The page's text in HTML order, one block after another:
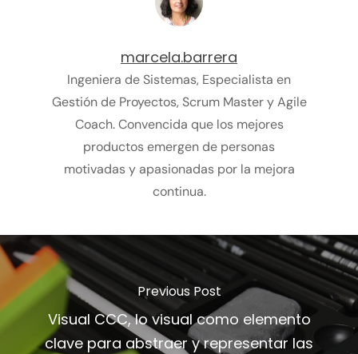
marcela.barrera
Ingeniera de Sistemas, Especialista en
Gestión de Proyectos, Scrum Master y Agile
Coach. Convencida que los mejores
productos emergen de personas
motivadas y apasionadas por la mejora
continua.
Previous Post
Visual CCC, lo visual como elemento
clave para abstraer y representar las